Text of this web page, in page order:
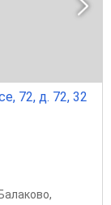
72, д. 72, 32
Балаково,